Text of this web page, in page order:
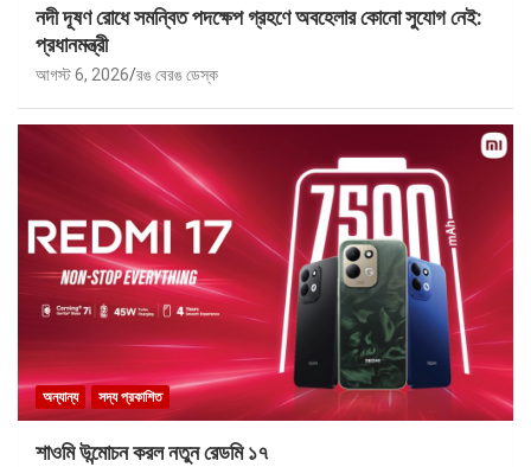
নদী দূষণ রোধে সমন্বিত পদক্ষেপ গ্রহণে অবহেলার কোনো সুযোগ নেই:
প্রধানমন্ত্রী
আগস্ট 6, 2026 রঙ বেরঙ ডেস্ক
অন্যান্য সদ্য প্রকাশিত
শাওমি উন্মোচন করল নতুন রেডমি ১৭